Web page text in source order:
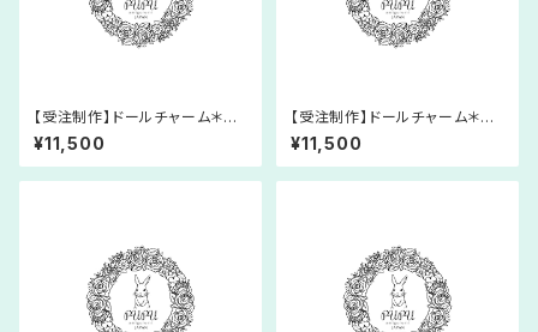
【受注制作】ドールチャーム＊あ
みぐるみ＊マーメイド＊人形＊レ
ース糸＊プリンセス＊童話
¥11,500
【受注制作】ドールチャーム＊あ
みぐるみ＊マーメイド＊人形＊レ
ース糸＊プリンセス＊童話
¥11,500